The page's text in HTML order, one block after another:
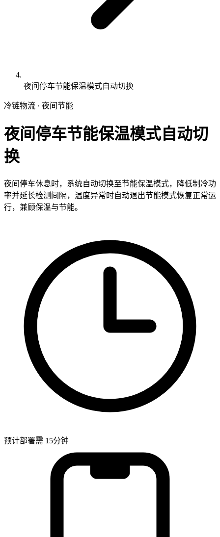
夜间停车节能保温模式自动切换
冷链物流 · 夜间节能
夜间停车节能保温模式自动切
换
夜间停车休息时，系统自动切换至节能保温模式，降低制冷功
率并延长检测间隔，温度异常时自动退出节能模式恢复正常运
行，兼顾保温与节能。
预计部署需 15分钟